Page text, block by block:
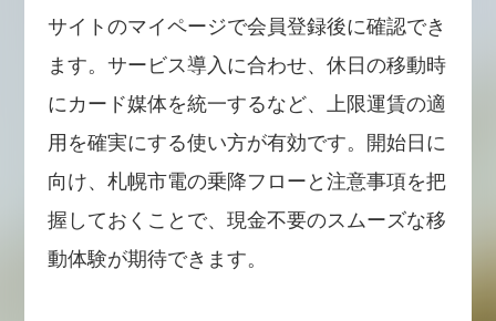
サイトのマイページで会員登録後に確認でき
ます。サービス導入に合わせ、休日の移動時
にカード媒体を統一するなど、上限運賃の適
用を確実にする使い方が有効です。開始日に
向け、札幌市電の乗降フローと注意事項を把
握しておくことで、現金不要のスムーズな移
動体験が期待できます。